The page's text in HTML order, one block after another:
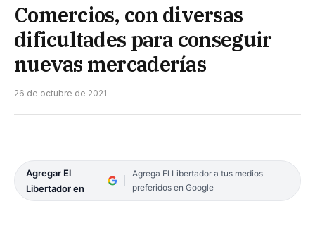
Comercios, con diversas
dificultades para conseguir
nuevas mercaderías
26 de octubre de 2021
Agregar El
Libertador en
Agrega El Libertador a tus medios
preferidos en Google